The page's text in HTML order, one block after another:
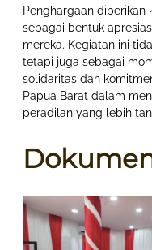
Penghargaan
sebagai bentuk
mereka. Kegiatan ini
tetapi juga sebagai
solidaritas dan
Papua Barat dalam
peradilan yang lebih